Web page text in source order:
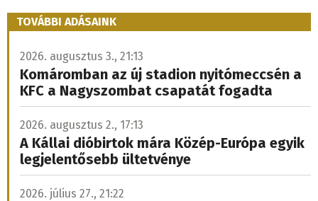
TOVÁBBI ADÁSAINK
2026. augusztus 3., 21:13
Komáromban az új stadion nyitómeccsén a
KFC a Nagyszombat csapatát fogadta
2026. augusztus 2., 17:13
A Kállai dióbirtok mára Közép-Európa egyik
legjelentősebb ültetvénye
2026. július 27., 21:22